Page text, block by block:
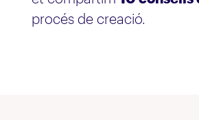
procés de creació.